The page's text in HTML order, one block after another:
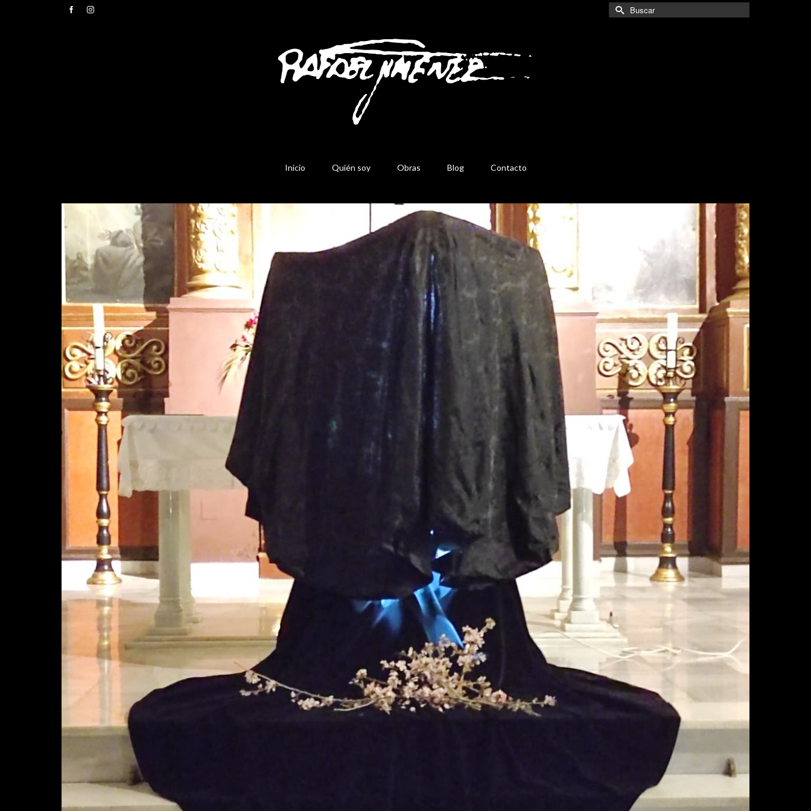
Buscar
por:
Inicio Quién soy Obras Blog Contacto